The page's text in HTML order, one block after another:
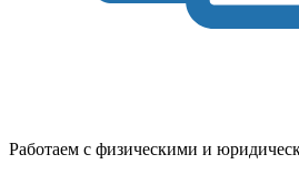
Работаем с физическими и